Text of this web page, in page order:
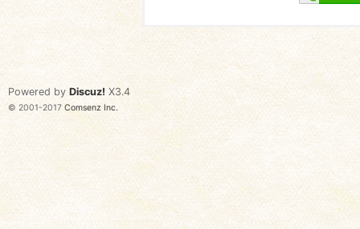
Powered by Discuz! X3.4
© 2001-2017 Comsenz Inc.